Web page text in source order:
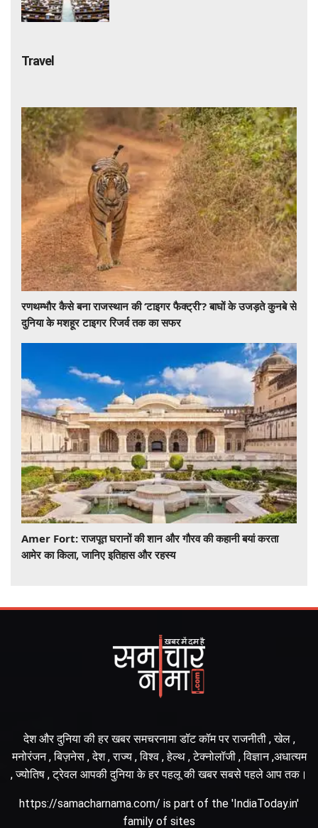
Travel
रणथम्भौर कैसे बना राजस्थान की ‘टाइगर फैक्ट्री’? बाघों के उजड़ते कुनबे से
दुनिया के मशहूर टाइगर रिजर्व तक का सफर
Amer Fort: राजपूत घरानों की शान और गौरव की कहानी बयां करता
आमेर का किला, जानिए इतिहास और रहस्य
देश और दुनिया की हर खबर समचरनामा डॉट कॉम पर राजनीती , खेल ,
मनोरंजन , बिज़नेस , देश , राज्य , विश्व , हेल्थ , टेक्नोलॉजी , विज्ञान ,अधात्यम
, ज्योतिष , ट्रेवल आपकी दुनिया के हर पहलू की खबर सबसे पहले आप तक।
https://samacharnama.com/ is part of the 'IndiaToday.in'
family of sites